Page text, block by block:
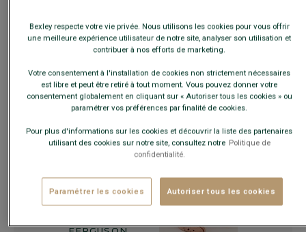
Guide des tailles
− + AJOUTER AU PANIER
Voir la disponibilité en magasin
Livré en 24h ouvrées avec Chronopost Express
(commandez avant 14h)
+
Bexley respecte votre vie privée. Nous utilisons les cookies pour vous offrir
une meilleure expérience utilisateur de notre site, analyser son utilisation et
contribuer à nos efforts de marketing.
Votre consentement à l'installation de cookies non strictement nécessaires
est libre et peut être retiré à tout moment. Vous pouvez donner votre
consentement globalement en cliquant sur « Autoriser tous les cookies » ou
paramétrer vos préférences par finalité de cookies.
Pour plus d'informations sur les cookies et découvrir la liste des partenaires
utilisant des cookies sur notre site, consultez notre Politique de
confidentialité.
Paramétrer les cookies Autoriser tous les cookies